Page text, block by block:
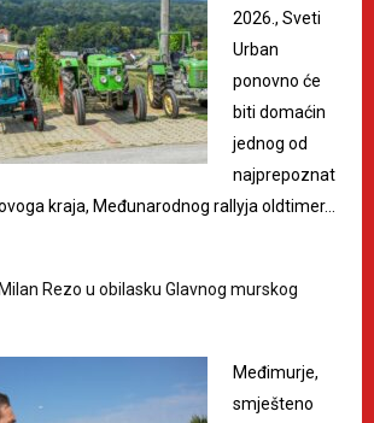
2026., Sveti
Urban
ponovno će
biti domaćin
jednog od
najprepoznat
kraja, Međunarodnog rallyja oldtimer…
Rezo u obilasku Glavnog murskog
Međimurje,
smješteno